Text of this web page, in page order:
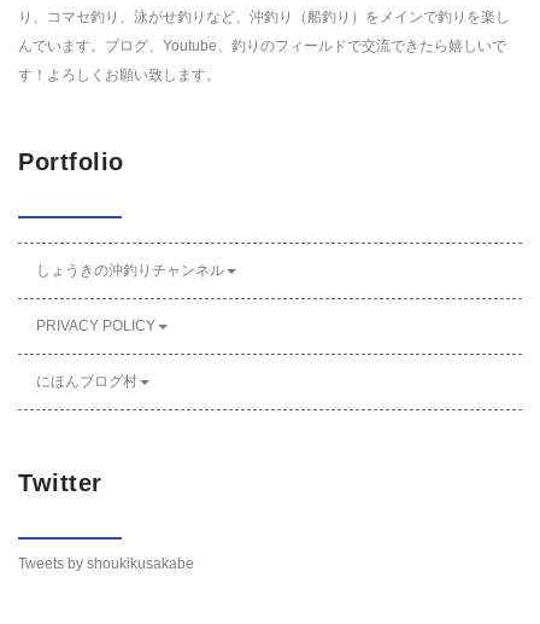
り、コマセ釣り、泳がせ釣りなど、沖釣り（船釣り）をメインで釣りを楽し
んでいます。ブログ、Youtube、釣りのフィールドで交流できたら嬉しいで
す！よろしくお願い致します。
Portfolio
しょうきの沖釣りチャンネル
PRIVACY POLICY
にほんブログ村
Twitter
Tweets by shoukikusakabe